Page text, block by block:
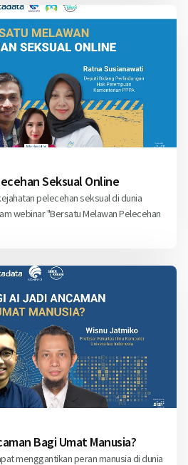
Seksual Online
pelecehan seksual di dunia
webinar "Bersatu Melawan Pelecehan
Bagi Umat Manusia?
menggantikan peran manusia di dunia